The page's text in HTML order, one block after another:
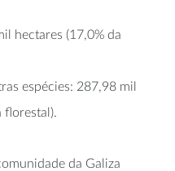
hectares (17,0% da
espécies: 287,98 mil
florestal).
da Galiza